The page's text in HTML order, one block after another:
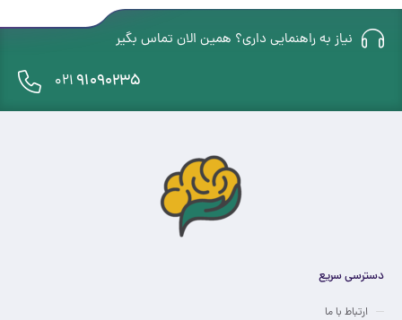
نیاز به راهنمایی داری؟ همین الان تماس بگیر
91090235
021
دسترسی سریع
ارتباط با ما